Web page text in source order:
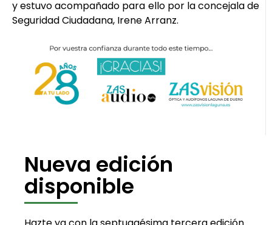
y estuvo acompañado para ello por la concejala de
Seguridad Ciudadana, Irene Arranz.
Nueva edición
disponible